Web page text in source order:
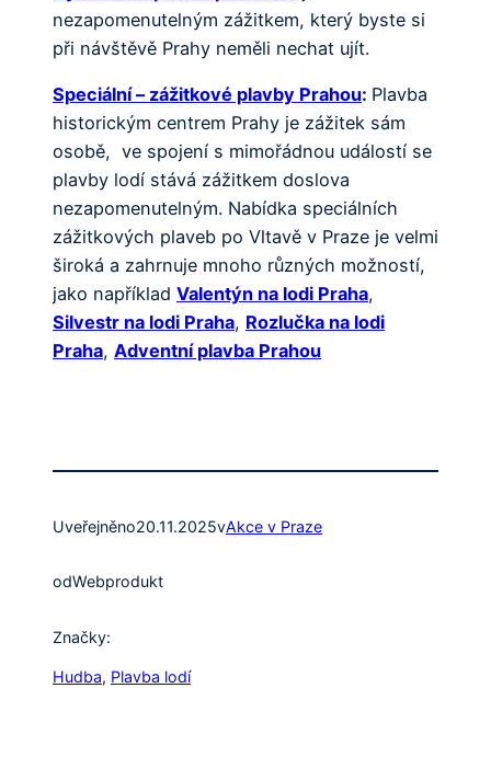
nezapomenutelným zážitkem, který byste si
při návštěvě Prahy neměli nechat ujít.
Speciální – zážitkové plavby Prahou: Plavba
historickým centrem Prahy je zážitek sám
osobě, ve spojení s mimořádnou událostí se
plavby lodí stává zážitkem doslova
nezapomenutelným. Nabídka speciálních
zážitkových plaveb po Vltavě v Praze je velmi
široká a zahrnuje mnoho různých možností,
jako například Valentýn na lodi Praha,
Silvestr na lodi Praha, Rozlučka na lodi
Praha, Adventní plavba Prahou
Uveřejněno20.11.2025vAkce v Praze
odWebprodukt
Značky:
Hudba, Plavba lodí